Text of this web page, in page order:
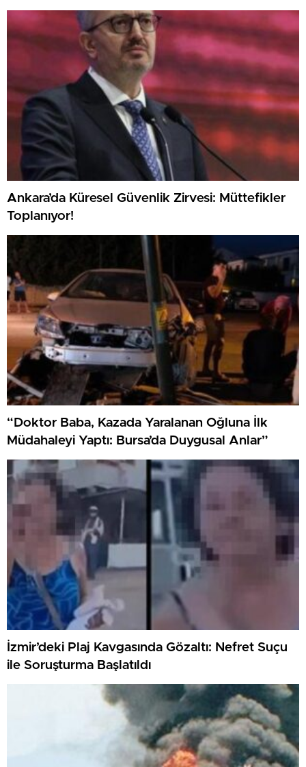
Ankara’da Küresel Güvenlik Zirvesi: Müttefikler
Toplanıyor!
“Doktor Baba, Kazada Yaralanan Oğluna İlk
Müdahaleyi Yaptı: Bursa’da Duygusal Anlar”
İzmir’deki Plaj Kavgasında Gözaltı: Nefret Suçu
ile Soruşturma Başlatıldı